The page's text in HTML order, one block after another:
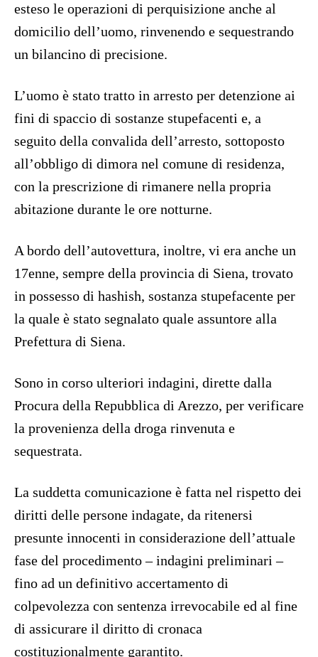
esteso le operazioni di perquisizione anche al
domicilio dell’uomo, rinvenendo e sequestrando
un bilancino di precisione.
L’uomo è stato tratto in arresto per detenzione ai
fini di spaccio di sostanze stupefacenti e, a
seguito della convalida dell’arresto, sottoposto
all’obbligo di dimora nel comune di residenza,
con la prescrizione di rimanere nella propria
abitazione durante le ore notturne.
A bordo dell’autovettura, inoltre, vi era anche un
17enne, sempre della provincia di Siena, trovato
in possesso di hashish, sostanza stupefacente per
la quale è stato segnalato quale assuntore alla
Prefettura di Siena.
Sono in corso ulteriori indagini, dirette dalla
Procura della Repubblica di Arezzo, per verificare
la provenienza della droga rinvenuta e
sequestrata.
La suddetta comunicazione è fatta nel rispetto dei
diritti delle persone indagate, da ritenersi
presunte innocenti in considerazione dell’attuale
fase del procedimento – indagini preliminari –
fino ad un definitivo accertamento di
colpevolezza con sentenza irrevocabile ed al fine
di assicurare il diritto di cronaca
costituzionalmente garantito.